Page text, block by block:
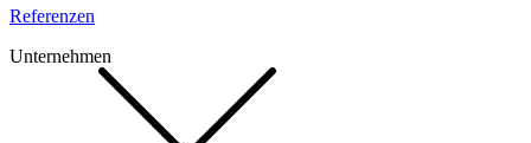
Referenzen
Unternehmen